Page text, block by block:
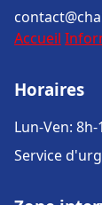
Accueil
Horaires
Lun-Ven: 8h-
Service